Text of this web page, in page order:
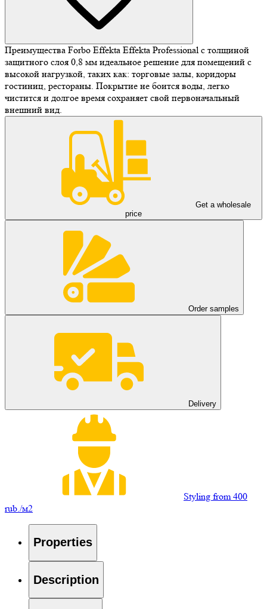
Преимущества Forbo Effekta Effekta Professional c толщиной
защитного слоя 0,8 мм идеальное решение для помещений с
высокой нагрузкой, таких как: торговые залы, коридоры
гостиниц, рестораны. Покрытие не боится воды, легко
чистится и долгое время сохраняет свой первоначальный
внешний вид.
Get a wholesale
price
Order samples
Delivery
Styling from 400
rub./м2
Properties
Description